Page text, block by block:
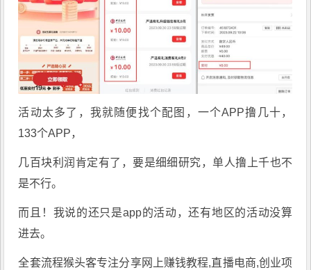
活动太多了，我就随便找个配图，一个APP撸几十，
133个APP，
几百块利润肯定有了，要是细细研究，单人撸上千也不
是不行。
而且！我说的还只是app的活动，还有地区的活动没算
进去。
全套流程猴头客专注分享网上赚钱教程,直播电商,创业项